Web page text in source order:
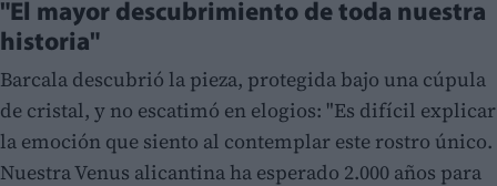
"El mayor descubrimiento de toda nuestra
historia"
Barcala descubrió la pieza, protegida bajo una cúpula
de cristal, y no escatimó en elogios: "Es difícil explicar
la emoción que siento al contemplar este rostro único.
Nuestra Venus alicantina ha esperado 2.000 años para